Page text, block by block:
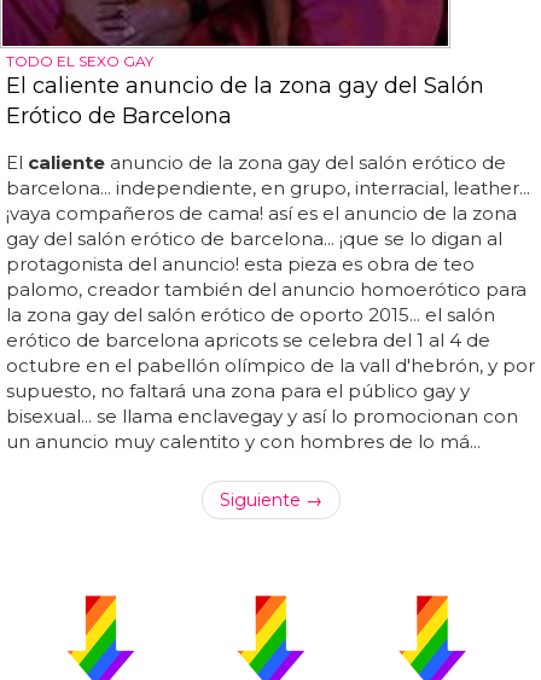
TODO EL SEXO GAY
El caliente anuncio de la zona gay del Salón
Erótico de Barcelona
El caliente anuncio de la zona gay del salón erótico de
barcelona... independiente, en grupo, interracial, leather...
¡vaya compañeros de cama! así es el anuncio de la zona
gay del salón erótico de barcelona... ¡que se lo digan al
protagonista del anuncio! esta pieza es obra de teo
palomo, creador también del anuncio homoerótico para
la zona gay del salón erótico de oporto 2015... el salón
erótico de barcelona apricots se celebra del 1 al 4 de
octubre en el pabellón olímpico de la vall d'hebrón, y por
supuesto, no faltará una zona para el público gay y
bisexual... se llama enclavegay y así lo promocionan con
un anuncio muy calentito y con hombres de lo má...
Siguiente →